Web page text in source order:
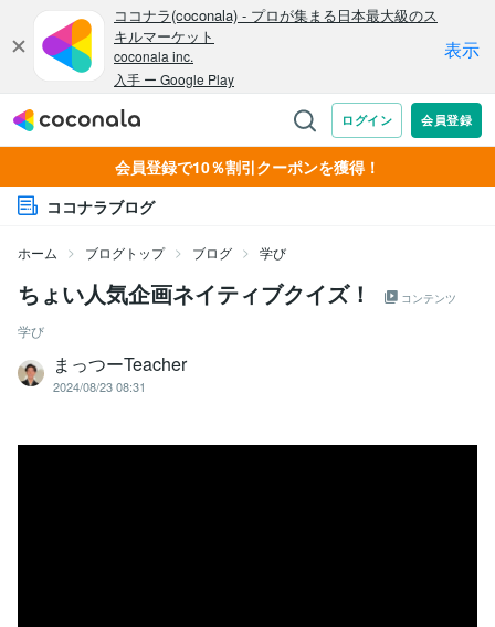
会員登録で10％割引クーポンを獲得！
ココナラブログ
ホーム ブログトップ ブログ 学び
ちょい人気企画ネイティブクイズ！ コンテンツ
学び
まっつーTeacher
2024/08/23 08:31